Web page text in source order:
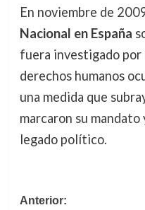
En noviembre de
Nacional en España
fuera investigado por
derechos humanos
una medida que
marcaron su
legado político.
Navegación
Anterior: